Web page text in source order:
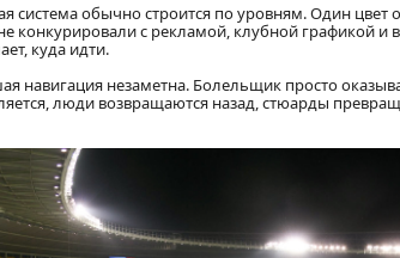
система обычно строится по уровням. Один цвет
конкурировали с рекламой, клубной графикой
куда идти.
навигация незаметна. Болельщик просто
люди возвращаются назад, стюарды